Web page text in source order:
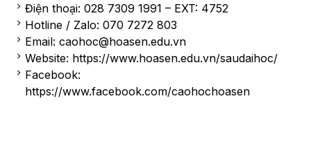
Điện thoại: 028 7309 1991 – EXT: 4752
Hotline / Zalo: 070 7272 803
Email: caohoc@hoasen.edu.vn
Website: https://www.hoasen.edu.vn/saudaihoc/
Facebook:
https://www.facebook.com/caohochoasen